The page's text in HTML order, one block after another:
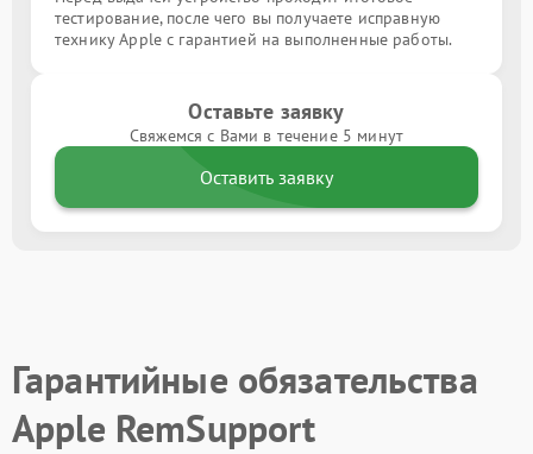
тестирование, после чего вы получаете исправную
технику Apple с гарантией на выполненные работы.
Оставьте заявку
Свяжемся с Вами в течение 5 минут
Оставить заявку
Гарантийные обязательства
Apple RemSupport